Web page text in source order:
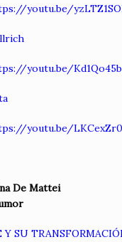
youtu.be/
youtu.be/
youtu.be/
De Mattei
Y SU